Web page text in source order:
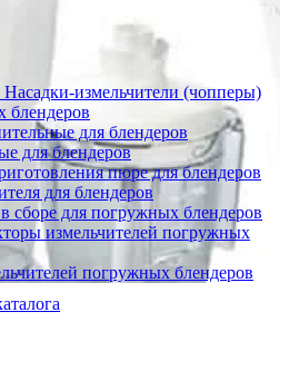
Насадки-измельчители (чопперы)
блендеров
для блендеров
для блендеров
пюре для блендеров
для блендеров
сборе для погружных блендеров
измельчителей погружных
погружных блендеров